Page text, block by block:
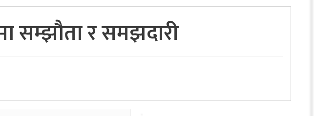
सम्झौता र समझदारी